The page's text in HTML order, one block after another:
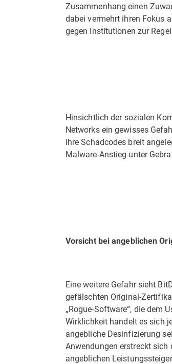
Zusammen­hang einen
dabei vermehrt ihren Fokus
gegen Institutionen zur
Hinsichtlich der sozialen
Networks ein gewisses
ihre Schadcodes breit
Malware-Anstieg unter
Vorsicht bei angeblichen
Eine weitere Gefahr sieht
gefälschten Original-
„Rogue-Software“, die dem
Wirk­lichkeit handelt es sich
angebliche Desinfizierung
Anwendungen erstreckt
angeblichen